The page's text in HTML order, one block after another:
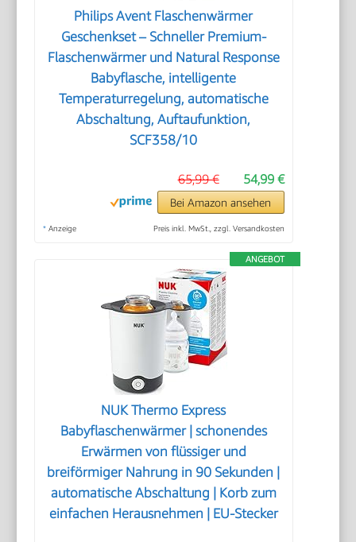
Philips Avent Flaschenwärmer
Geschenkset – Schneller Premium-
Flaschenwärmer und Natural Response
Babyflasche, intelligente
Temperaturregelung, automatische
Abschaltung, Auftaufunktion,
SCF358/10
54,99 €
65,99 €
Bei Amazon ansehen
* Anzeige Preis inkl. MwSt., zzgl. Versandkosten
ANGEBOT
NUK Thermo Express
Babyflaschenwärmer | schonendes
Erwärmen von flüssiger und
breiförmiger Nahrung in 90 Sekunden |
automatische Abschaltung | Korb zum
einfachen Herausnehmen | EU-Stecker